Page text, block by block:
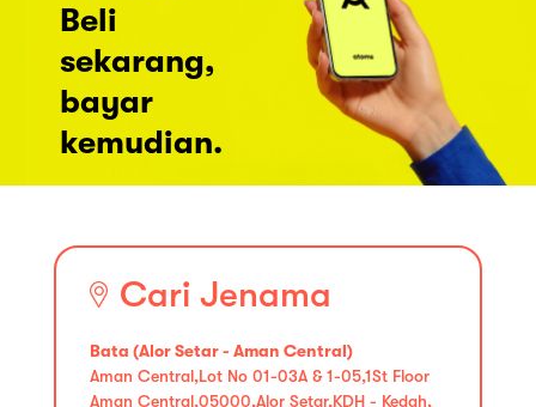
Beli
sekarang,
bayar
kemudian.
Cari Jenama
Bata (Alor Setar - Aman Central)
Aman Central,Lot No 01-03A & 1-05,1St Floor
Aman Central,05000,Alor Setar,KDH - Kedah,